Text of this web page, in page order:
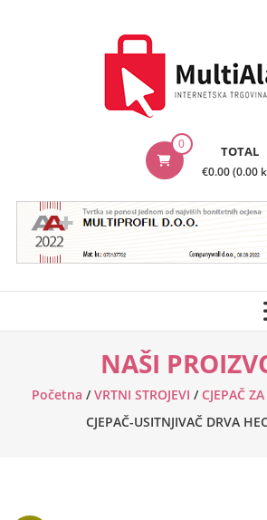
Internetska
trgovina
alata
0 TOTAL
€0.00 (0.00
NAŠI
Početna /VRTNI STROJEVI /CJEPAČ
CJEPAČ-USITNJIVAČ DRVA